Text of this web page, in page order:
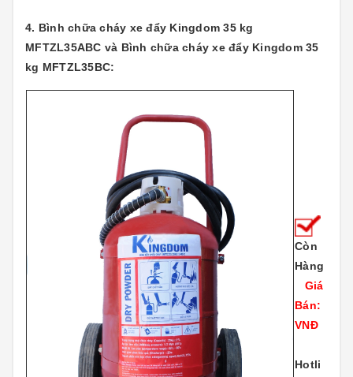
4. Bình chữa cháy xe đẩy Kingdom 35 kg
MFTZL35ABC và Bình chữa cháy xe đẩy Kingdom 35
kg MFTZL35BC:
Còn
Hàng
Giá
Bán:
VNĐ
Hotli